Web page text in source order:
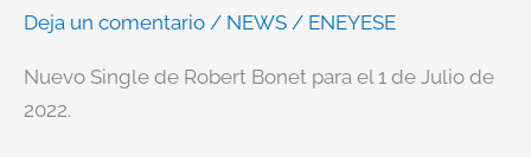
Deja un comentario / NEWS / ENEYESE
Nuevo Single de Robert Bonet para el 1 de Julio de
2022.